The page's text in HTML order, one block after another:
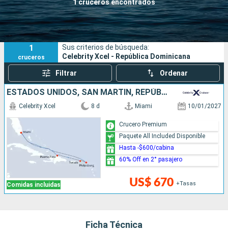
1 cruceros encontrados
Fecha de salida
Puertos Compañías
Buscar
1
cruceros
Sus criterios de búsqueda:
Celebrity Xcel - República Dominicana
Filtrar Ordenar
ESTADOS UNIDOS, SAN MARTÍN, REPÚBLICA DOMINICANA
Comidas incluidas
Celebrity Xcel 8 d Miami 10/01/2027
US$ 670 +Tasas
Crucero Premium
Paquete All Included Disponible
Hasta -$600/cabina
60% Off en 2° pasajero
Ficha Técnica